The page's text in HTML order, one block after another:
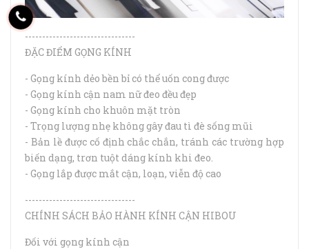
--------------------------------
ĐẶC ĐIỂM GỌNG KÍNH
- Gọng kính dẻo bền bỉ có thể uốn cong được
- Gọng kính cận nam nữ đeo đều đẹp
- Gọng kính cho khuôn mặt tròn
- Trọng lượng nhẹ không gây đau tì đè sống mũi
- Bản lề được cố định chắc chắn, tránh các trường hợp
biến dạng, trơn tuột dáng kính khi đeo.
- Gọng lắp được mắt cận, loạn, viễn độ cao
--------------------------------
CHÍNH SÁCH BẢO HÀNH KÍNH CẬN HIBOU
Đối với gọng kính cận